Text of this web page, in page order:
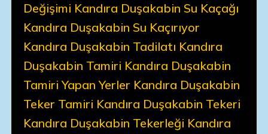
Değişimi Kandıra Duşakabin Su Kaçağı
Kandıra Duşakabin Su Kaçırıyor
Kandıra Duşakabin Tadilatı Kandıra
Duşakabin Tamiri Kandıra Duşakabin
Tamiri Yapan Yerler Kandıra Duşakabin
Teker Tamiri Kandıra Duşakabin Tekeri
Kandıra Duşakabin Tekerleği Kandıra